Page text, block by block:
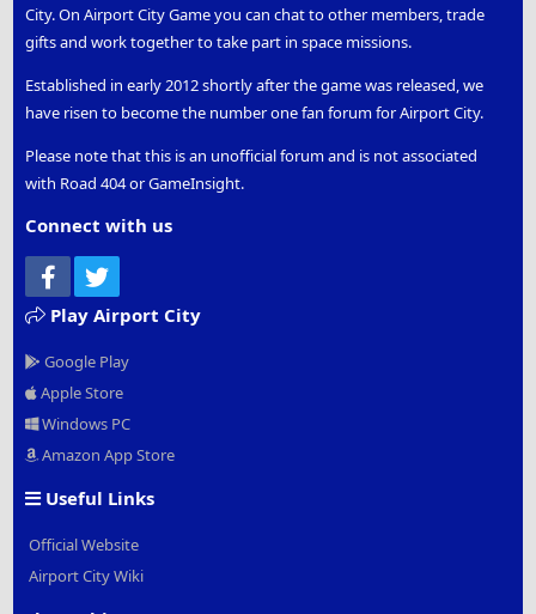
City. On Airport City Game you can chat to other members, trade
gifts and work together to take part in space missions.
Established in early 2012 shortly after the game was released, we
have risen to become the number one fan forum for Airport City.
Please note that this is an unofficial forum and is not associated
with Road 404 or GameInsight.
Connect with us
Facebook
Play Airport City
Google Play
Apple Store
Windows PC
Amazon App Store
Useful Links
Official Website
Airport City Wiki